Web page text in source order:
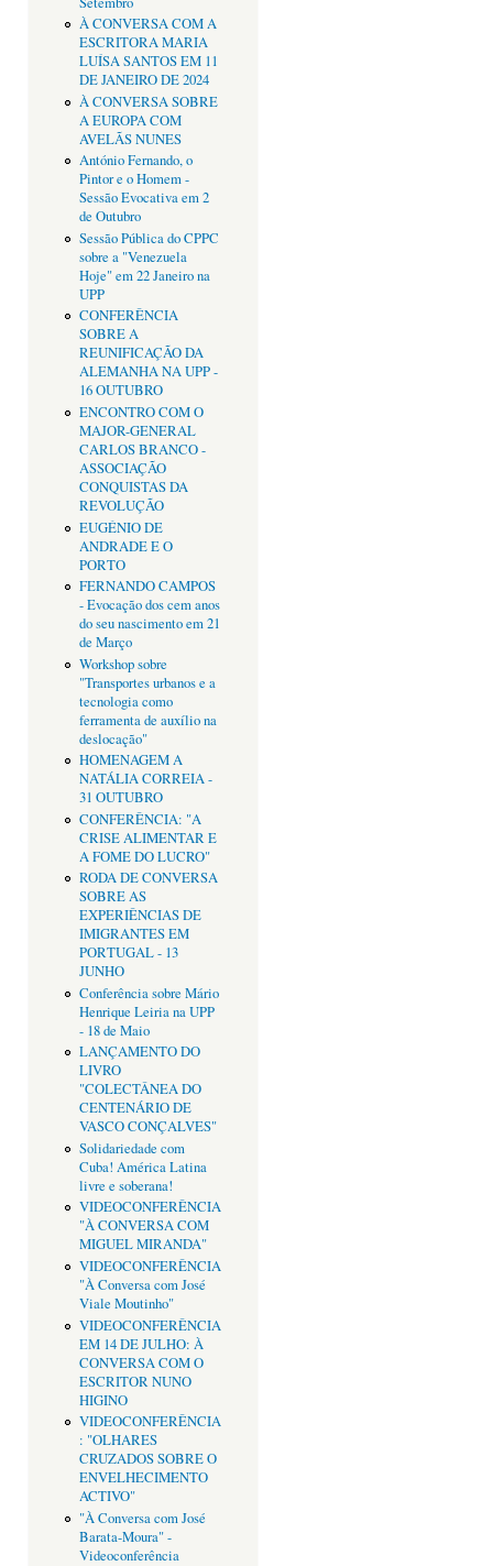
À CONVERSA COM A
ESCRITORA MARIA
LUÍSA SANTOS EM 11
DE JANEIRO DE 2024
À CONVERSA SOBRE
A EUROPA COM
AVELÃS NUNES
António Fernando, o
Pintor e o Homem -
Sessão Evocativa em 2
de Outubro
Sessão Pública do CPPC
sobre a "Venezuela
Hoje" em 22 Janeiro na
UPP
CONFERÊNCIA
SOBRE A
REUNIFICAÇÃO DA
ALEMANHA NA UPP -
16 OUTUBRO
ENCONTRO COM O
MAJOR-GENERAL
CARLOS BRANCO -
ASSOCIAÇÃO
CONQUISTAS DA
REVOLUÇÃO
EUGÉNIO DE
ANDRADE E O
PORTO
FERNANDO CAMPOS
- Evocação dos cem anos
do seu nascimento em 21
de Março
Workshop sobre
"Transportes urbanos e a
tecnologia como
ferramenta de auxílio na
deslocação"
HOMENAGEM A
NATÁLIA CORREIA -
31 OUTUBRO
CONFERÊNCIA: "A
CRISE ALIMENTAR E
A FOME DO LUCRO"
RODA DE CONVERSA
SOBRE AS
EXPERIÊNCIAS DE
IMIGRANTES EM
PORTUGAL - 13
JUNHO
Conferência sobre Mário
Henrique Leiria na UPP
- 18 de Maio
LANÇAMENTO DO
LIVRO
"COLECTÂNEA DO
CENTENÁRIO DE
VASCO CONÇALVES"
Solidariedade com
Cuba! América Latina
livre e soberana!
VIDEOCONFERÊNCIA
"À CONVERSA COM
MIGUEL MIRANDA"
VIDEOCONFERÊNCIA
"À Conversa com José
Viale Moutinho"
VIDEOCONFERÊNCIA
EM 14 DE JULHO: À
CONVERSA COM O
ESCRITOR NUNO
HIGINO
VIDEOCONFERÊNCIA
: "OLHARES
CRUZADOS SOBRE O
ENVELHECIMENTO
ACTIVO"
"À Conversa com José
Barata-Moura" -
Videoconferência